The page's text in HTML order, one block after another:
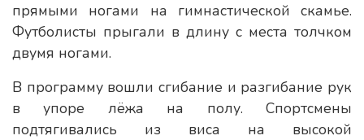
прямыми ногами на гимнастической скамье.
Футболисты прыгали в длину с места толчком
двумя ногами.
В программу вошли сгибание и разгибание рук
в упоре лёжа на полу. Спортсмены
подтягивались из виса на высокой